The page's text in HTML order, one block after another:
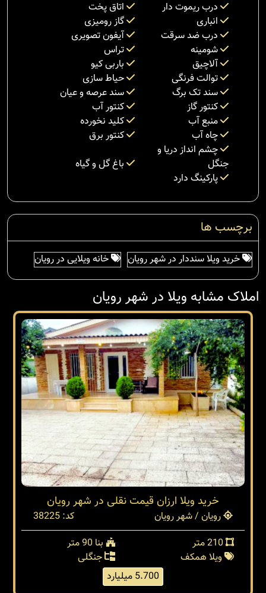
درب ریموت دار
اتاق پخت
انباری
گاز رومیزی
درب ضد سرقت
آیفون تصویری
شومینه
تراس
آلاچیق
باربی کیو
توالت فرنگی
حیاط سازی
سند تک برگ
سند عرصه و عیان
کنتور گاز
کنتور آب
منبع آب
کلید نخورده
چاه آب
کنتور برق
چشم انداز دریا و
جنگل
باغ گل و گیاه
پارکینگ دارد
برچسب ها
خرید ویلا سنددار در شهر رویان خانه ویلایی در رویان
املاک مشابه ویلا در شهر رویان
خرید ویلا ارزان قیمت نقلی در شهر رویان
رویان / شهر رویان
کد: 38225
بنا 90 متر
ویلا همکف
جنگلی
5.700 میلیارد